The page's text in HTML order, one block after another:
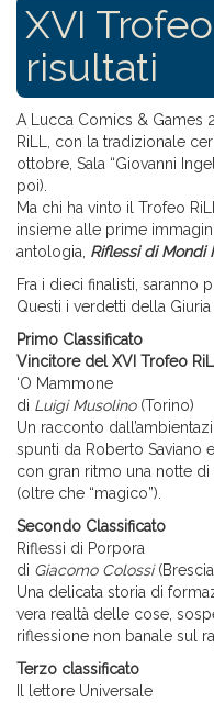
XVI
risultati
A Lucca Comics & Games
RiLL, con la tradizionale
ottobre, Sala “Giovanni
poi).
Ma chi ha vinto il Trofeo
insieme alle prime
antologia, Riflessi di Mondi
Fra i dieci finalisti, saranno
Questi i verdetti della Giuria
Primo Classificato
Vincitore del XVI Trofeo
‘O Mammone
di Luigi Musolino(Torino)
Un racconto
spunti da Roberto Saviano
con gran ritmo una notte
(oltre che “magico”).
Secondo Classificato
Riflessi di Porpora
di Giacomo Colossi
Una delicata storia di
vera realtà delle cose,
riflessione non banale sul
Terzo classificato
Il lettore Universale